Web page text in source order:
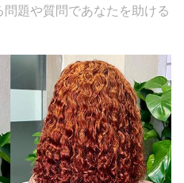
題や質問であなたを助ける